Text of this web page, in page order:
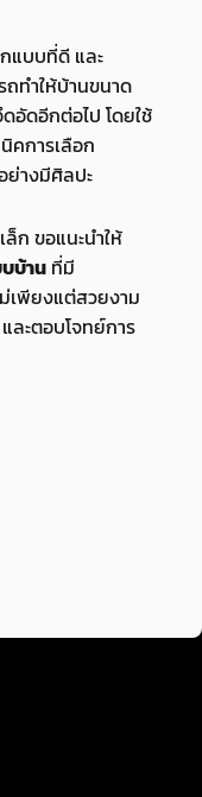
แบบที่ดี และ
ทำให้บ้านขนาด
อัดอีกต่อไป โดยใช้
คการเลือก
ย่างมีศิลปะ
ก ขอแนะนำให้
บ้าน ที่มี
เพียงแต่สวยงาม
ะตอบโจทย์การ